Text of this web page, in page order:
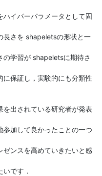
イパーパラメータとして固
長さを shapeletsの形状と一
の学習が shapeletsに期待さ
に保証し，実験的にも分類性
を出されている研究者が発表
参加して良かったことの一つ
ゼンスを高めていきたいと感
です．